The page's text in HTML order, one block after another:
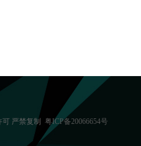
严禁复制 粤ICP备20066654号